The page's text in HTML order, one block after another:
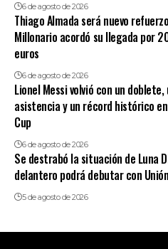
6 de agosto de 2026
Thiago Almada será nuevo
Millonario acordó su llegada por
euros
6 de agosto de 2026
Lionel Messi volvió con un doblete,
asistencia y un récord histórico
Cup
6 de agosto de 2026
Se destrabó la situación de Luna
delantero podrá debutar con Unión
5 de agosto de 2026